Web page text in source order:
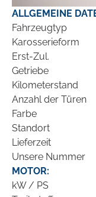
ALLGEMEINE
Fahrzeugtyp
Karosserieform
Erst-Zul.
Getriebe
Kilometerstand
Anzahl der Türen
Farbe
Standort
Lieferzeit
Unsere Nummer
MOTOR:
kW / PS